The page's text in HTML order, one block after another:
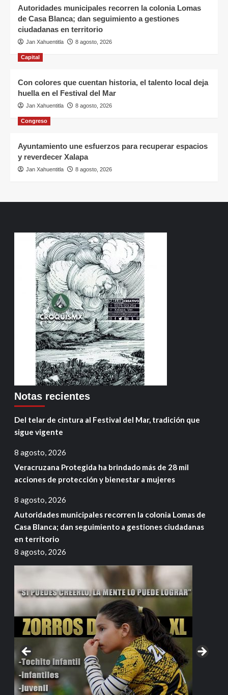
Autoridades municipales recorren la colonia Lomas
de Casa Blanca; dan seguimiento a gestiones
ciudadanas en territorio
Jan Xahuentitla 8 agosto, 2026
Capital
Con colores que cuentan historia, el talento local deja
huella en el Festival del Mar
Jan Xahuentitla 8 agosto, 2026
Congreso
Ayuntamiento une esfuerzos para recuperar espacios
y reverdecer Xalapa
Jan Xahuentitla 8 agosto, 2026
Notas recientes
Del telar de cintura al Festival del Mar, tradición que
sigue vigente
8 agosto, 2026
Veracruzana Protegida ha brindado más de 28 mil
acciones de protección y bienestar a mujeres
8 agosto, 2026
Autoridades municipales recorren la colonia Lomas de
Casa Blanca; dan seguimiento a gestiones ciudadanas
en territorio
8 agosto, 2026